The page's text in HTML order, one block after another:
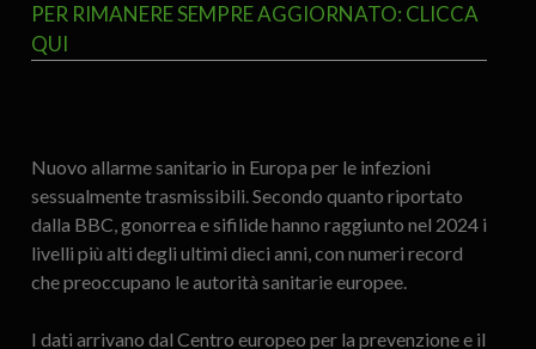
PER RIMANERE SEMPRE AGGIORNATO: CLICCA
QUI
Nuovo allarme sanitario in Europa per le infezioni
sessualmente trasmissibili. Secondo quanto riportato
dalla BBC, gonorrea e sifilide hanno raggiunto nel 2024 i
livelli più alti degli ultimi dieci anni, con numeri record
che preoccupano le autorità sanitarie europee.
I dati arrivano dal Centro europeo per la prevenzione e il